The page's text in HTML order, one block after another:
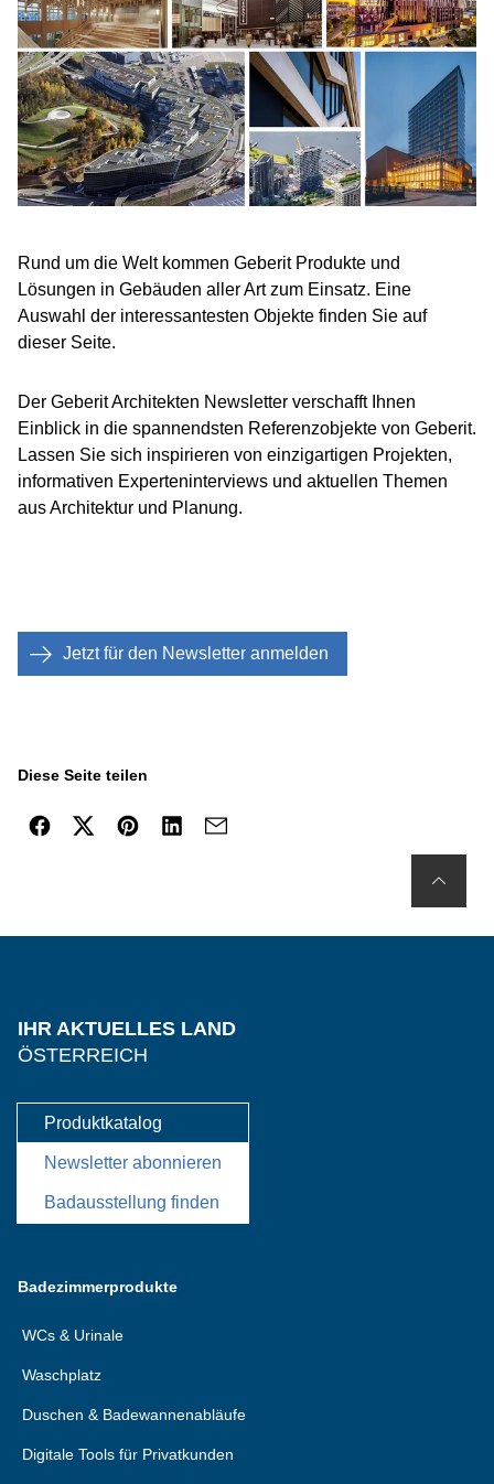
Rund um die Welt kommen Geberit Produkte und
Lösungen in Gebäuden aller Art zum Einsatz. Eine
Auswahl der interessantesten Objekte finden Sie auf
dieser Seite.
Der Geberit Architekten Newsletter verschafft Ihnen
Einblick in die spannendsten Referenzobjekte von Geberit.
Lassen Sie sich inspirieren von einzigartigen Projekten,
informativen Experteninterviews und aktuellen Themen
aus Architektur und Planung.
Jetzt für den Newsletter anmelden
Diese Seite teilen
IHR AKTUELLES LAND
ÖSTERREICH
Produktkatalog
Newsletter abonnieren
Badausstellung finden
Badezimmerprodukte
WCs & Urinale
Waschplatz
Duschen & Badewannenabläufe
Digitale Tools für Privatkunden